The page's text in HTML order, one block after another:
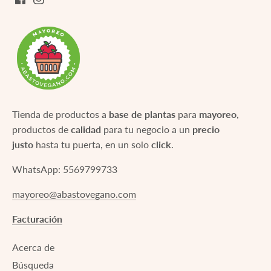
Tienda de productos a base de plantas para mayoreo,
productos de calidad para tu negocio a un precio
justo hasta tu puerta, en un solo click.
WhatsApp: 5569799733
mayoreo@abastovegano.com
Facturación
Acerca de
Búsqueda